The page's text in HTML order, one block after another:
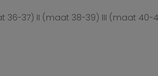
37) II (maat 38-39) III (maat 40-